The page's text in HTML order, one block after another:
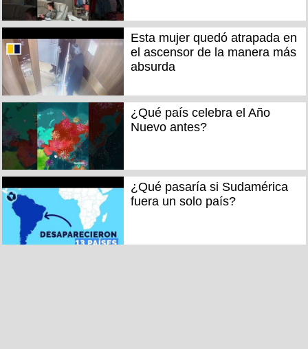
Esta mujer quedó atrapada en
el ascensor de la manera más
absurda
¿Qué país celebra el Año
Nuevo antes?
¿Qué pasaría si Sudamérica
fuera un solo país?